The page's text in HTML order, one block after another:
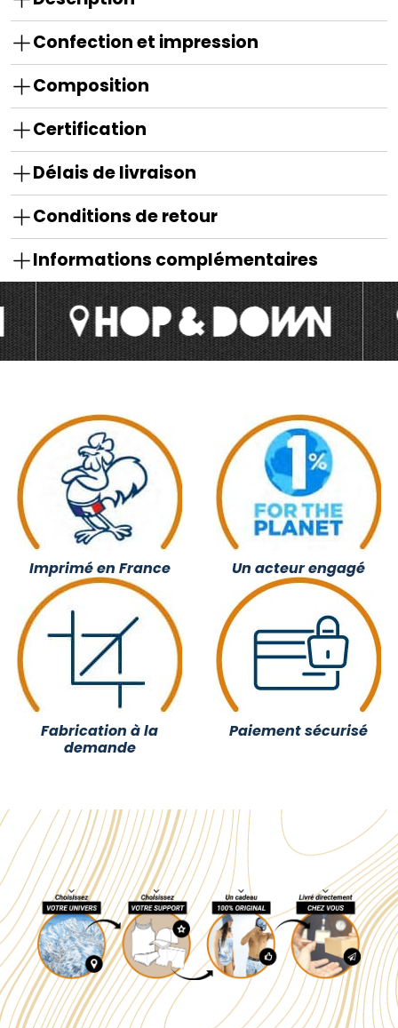
Confection et impression
Composition
Certification
Délais de livraison
Conditions de retour
Informations complémentaires
Imprimé en France Un acteur engagé
Fabrication à la
demande
Paiement sécurisé